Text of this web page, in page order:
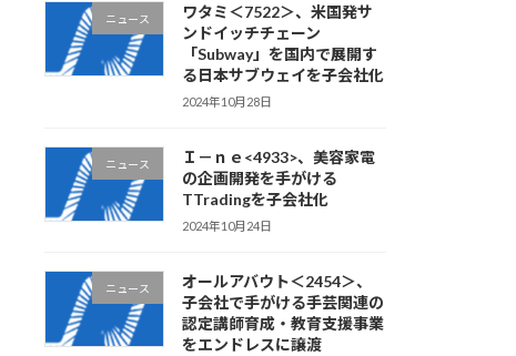
ニュース
ワタミ＜7522＞、米国発サ
ンドイッチチェーン
「Subway」を国内で展開す
る日本サブウェイを子会社化
2024年10月28日
ニュース
Ｉ－ｎｅ<4933>、美容家電
の企画開発を手がける
TTradingを子会社化
2024年10月24日
ニュース
オールアバウト＜2454＞、
子会社で手がける手芸関連の
認定講師育成・教育支援事業
をエンドレスに譲渡